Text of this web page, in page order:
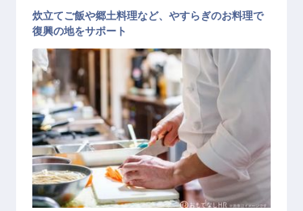
調理
炊立てご飯や郷土料理など、やすらぎのお料理で
復興の地をサポート